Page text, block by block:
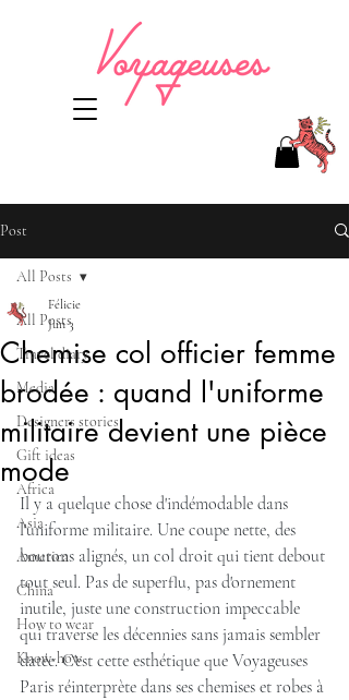
Post
All Posts
Travel diary
Media
Designers stories
Gift ideas
Africa
Asia
America
China
How to wear
Know-how
All Posts
Chemise col officier femme
brodée : quand l'uniforme
militaire devient une pièce
mode
Félicie
Jun 3
Il y a quelque chose d'indémodable dans
l'uniforme militaire. Une coupe nette, des
boutons alignés, un col droit qui tient debout
tout seul. Pas de superflu, pas d'ornement
inutile, juste une construction impeccable
qui traverse les décennies sans jamais sembler
datée. C'est cette esthétique que Voyageuses
Paris réinterprète dans ses chemises et robes à